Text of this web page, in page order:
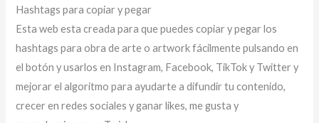
Hashtags para copiar y pegar
Esta web esta creada para que puedes copiar y pegar los
hashtags para obra de arte o artwork fácilmente pulsando en
el botón y usarlos en Instagram, Facebook, TikTok y Twitter y
mejorar el algoritmo para ayudarte a difundir tu contenido,
crecer en redes sociales y ganar likes, me gusta y